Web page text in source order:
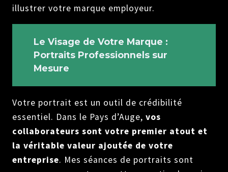
illustrer votre marque employeur.
Le Visage de Votre Marque :
Portraits Professionnels sur
Mesure
Votre portrait est un outil de crédibilité
essentiel. Dans le Pays d’Auge, vos
collaborateurs sont votre premier atout et
la véritable valeur ajoutée de votre
entreprise. Mes séances de portraits sont